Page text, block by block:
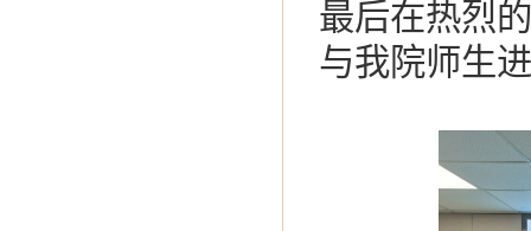
最后在热烈
与我院师生